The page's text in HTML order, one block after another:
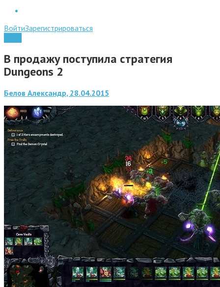
ВойтиЗарегистрироваться
В продажу поступила стратегия
Dungeons 2
Белов Александр, 28.04.2015